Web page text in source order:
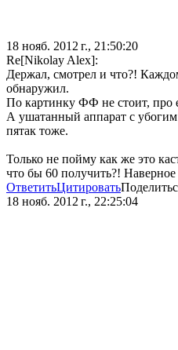
18 нояб. 2012 г., 21:50:20
Re[Nikolay Alex]:
Держал, смотрел и что?!
обнаружил.
По картинку ФФ не стоит, про
А ушатанный аппарат с
пятак тоже.
Только не пойму как же это
что бы 60 получить?!
ОтветитьЦитировать
18 нояб. 2012 г., 22:25:04